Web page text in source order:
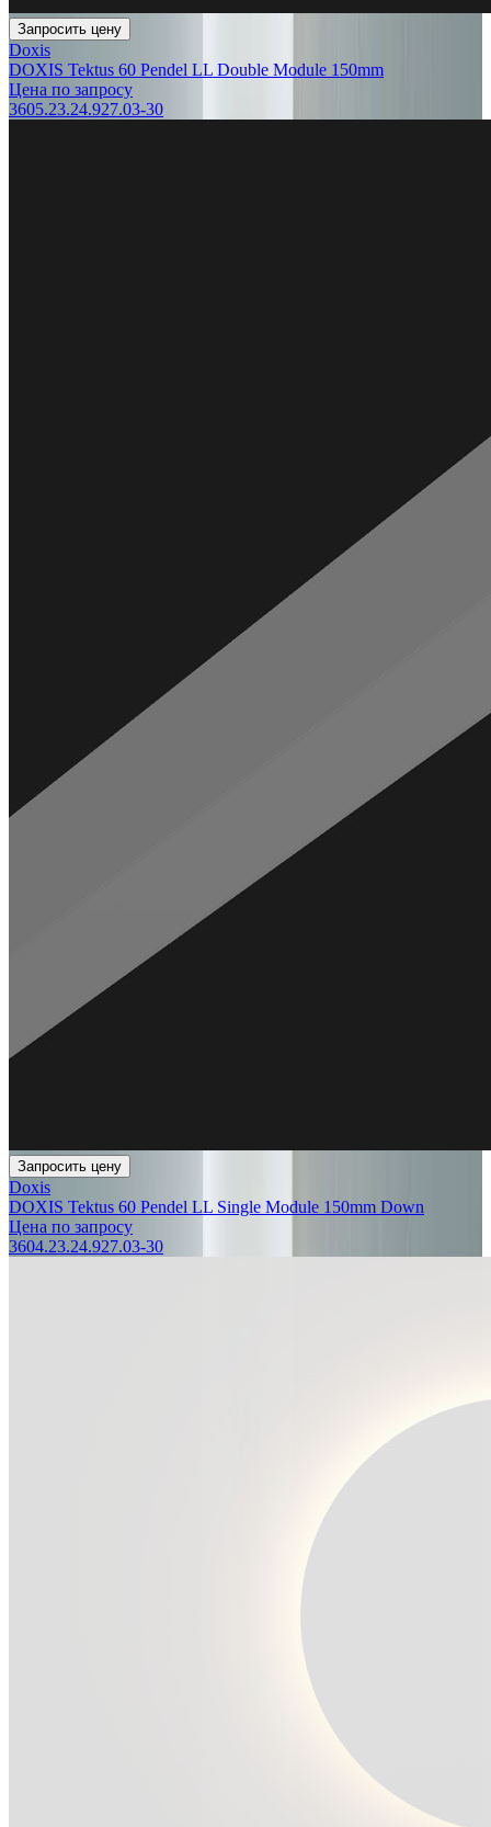
Запросить цену
Doxis
DOXIS Tektus 60 Pendel LL Double Module 150mm
Цена по запросу
3605.23.24.927.03-30
Запросить цену
Doxis
DOXIS Tektus 60 Pendel LL Single Module 150mm Down
Цена по запросу
3604.23.24.927.03-30